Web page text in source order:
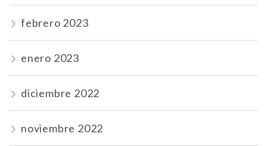
febrero 2023
enero 2023
diciembre 2022
noviembre 2022